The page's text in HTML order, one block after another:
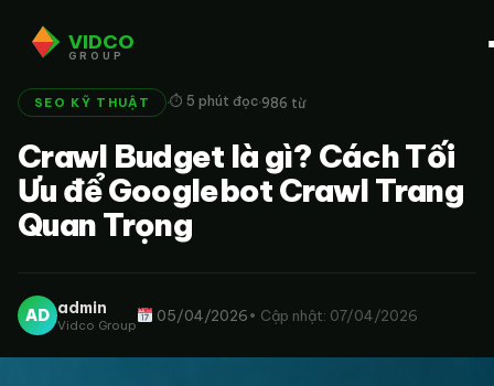
VIDCO
GROUP
SEO KỸ THUẬT ·⏱ 5 phút đọc·986 từ
Crawl Budget là gì? Cách Tối
Ưu để Googlebot Crawl Trang
Quan Trọng
AD admin
Vidco Group
05/04/2026• Cập nhật: 07/04/2026